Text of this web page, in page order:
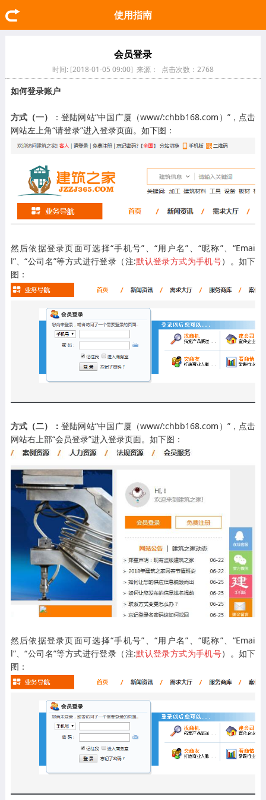
使用指南
会员登录
时间: [2018-01-05 09:00] 来源： 点击次数：2768
如何登录账户
方式（一） ： 登陆网站“中国广厦（www/:chbb168.com）”，点击
网站左上角“请登录”进入登录页面。如下图：
然后依据登录页面可选择“手机号”、“用户名”、“昵称”、“Emai
l”、“公司名”等方式进行登录（注:默认登录方式为手机号）。如下
图：
方式（二）： 登陆网站“中国广厦（www/:chbb168.com）”，点击
网站右上部“会员登录”进入登录页面。如下图：
然后依据登录页面可选择“手机号”、“用户名”、“昵称”、“Emai
l”、“公司名”等方式进行登录（注:默认登录方式为手机号）。如下
图：